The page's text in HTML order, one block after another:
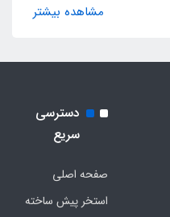
مشاهده بیشتر
دسترسی
سریع
صفحه اصلی
استخر پیش ساخته